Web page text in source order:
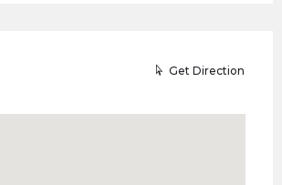
Get Direction